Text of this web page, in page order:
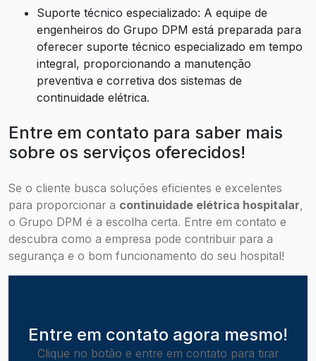
Suporte técnico especializado: A equipe de
engenheiros do Grupo DPM está preparada para
oferecer suporte técnico especializado em tempo
integral, proporcionando a manutenção
preventiva e corretiva dos sistemas de
continuidade elétrica.
Entre em contato para saber mais
sobre os serviços oferecidos!
Se o cliente busca soluções eficientes e excelentes
para proporcionar a continuidade elétrica hospitalar
o Grupo DPM é a escolha certa. Entre em contato e
descubra como a empresa pode contribuir para a
segurança e o bom funcionamento do seu hospital!
Entre em contato agora mesmo!
Clique no botão e entre em contato para tirar